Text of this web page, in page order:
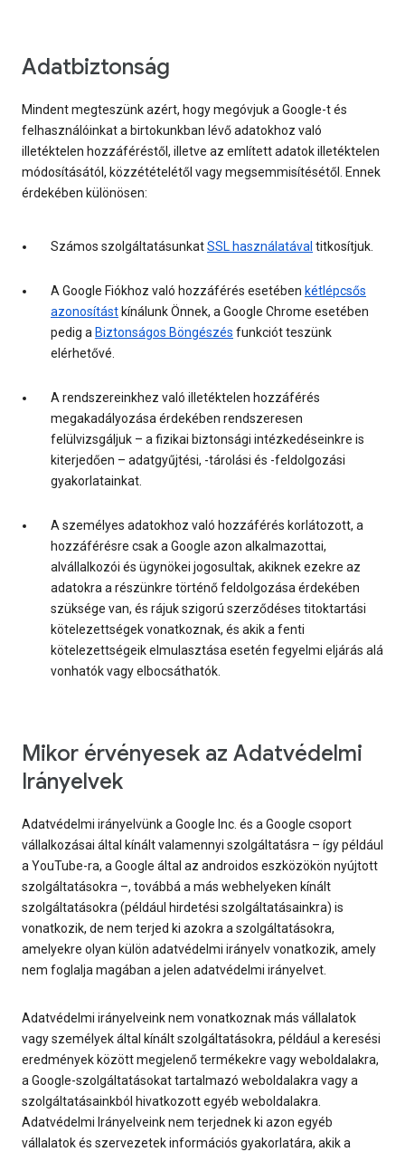
Adatbiztonság
Mindent megteszünk azért, hogy megóvjuk a Google-t és
felhasználóinkat a birtokunkban lévő adatokhoz való
illetéktelen hozzáféréstől, illetve az említett adatok illetéktelen
módosításától, közzétételétől vagy megsemmisítésétől. Ennek
érdekében különösen:
Számos szolgáltatásunkatSSL használatával titkosítjuk.
A Google Fiókhoz való hozzáférés esetében kétlépcsős
azonosítást kínálunk Önnek, a Google Chrome esetében
pedig a Biztonságos Böngészés funkciót teszünk
elérhetővé.
A rendszereinkhez való illetéktelen hozzáférés
megakadályozása érdekében rendszeresen
felülvizsgáljuk – a fizikai biztonsági intézkedéseinkre is
kiterjedően – adatgyűjtési, -tárolási és -feldolgozási
gyakorlatainkat.
A személyes adatokhoz való hozzáférés korlátozott, a
hozzáférésre csak a Google azon alkalmazottai,
alvállalkozói és ügynökei jogosultak, akiknek ezekre az
adatokra a részünkre történő feldolgozása érdekében
szüksége van, és rájuk szigorú szerződéses titoktartási
kötelezettségek vonatkoznak, és akik a fenti
kötelezettségeik elmulasztása esetén fegyelmi eljárás alá
vonhatók vagy elbocsáthatók.
Mikor érvényesek az Adatvédelmi
Irányelvek
Adatvédelmi irányelvünk a Google Inc. és a Google csoport
vállalkozásai által kínált valamennyi szolgáltatásra – így például
a YouTube-ra, a Google által az androidos eszközökön nyújtott
szolgáltatásokra –, továbbá a más webhelyeken kínált
szolgáltatásokra (például hirdetési szolgáltatásainkra) is
vonatkozik, de nem terjed ki azokra a szolgáltatásokra,
amelyekre olyan külön adatvédelmi irányelv vonatkozik, amely
nem foglalja magában a jelen adatvédelmi irányelvet.
Adatvédelmi irányelveink nem vonatkoznak más vállalatok
vagy személyek által kínált szolgáltatásokra, például a keresési
eredmények között megjelenő termékekre vagy weboldalakra,
a Google-szolgáltatásokat tartalmazó weboldalakra vagy a
szolgáltatásainkból hivatkozott egyéb weboldalakra.
Adatvédelmi Irányelveink nem terjednek ki azon egyéb
vállalatok és szervezetek információs gyakorlatára, akik a